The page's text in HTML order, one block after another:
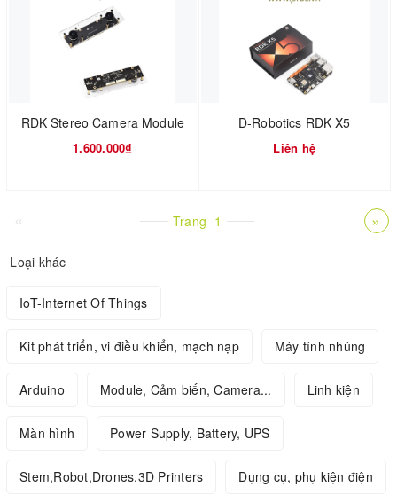
RDK Stereo Camera Module
1.600.000₫
D-Robotics RDK X5
Liên hệ
« Trang 1 »
Loại khác
IoT-Internet Of Things
Kit phát triển, vi điều khiển, mạch nạp Máy tính nhúng
Arduino Module, Cảm biến, Camera... Linh kiện
Màn hình Power Supply, Battery, UPS
Stem,Robot,Drones,3D Printers Dụng cụ, phụ kiện điện